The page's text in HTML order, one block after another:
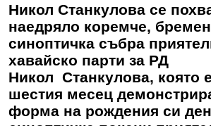
Никол Станкулова се
наедряло коремче,
синоптичка събра
хавайско парти за РД
Никол Станкулова, която
шестия месец
форма на рождения си